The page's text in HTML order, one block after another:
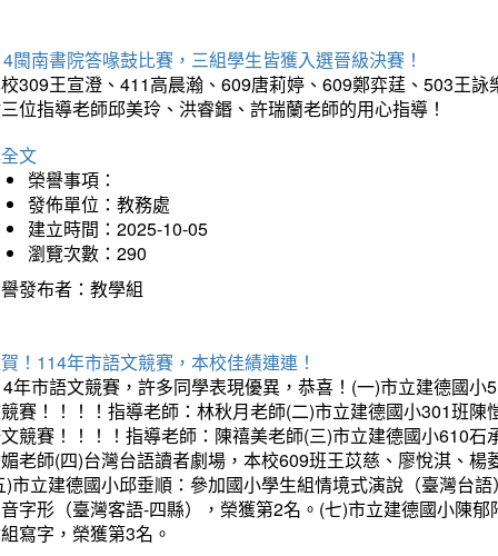
閩南書院答喙鼓比賽，三組學生皆獲入選晉級決賽！
309王宣澄、411高晨瀚、609唐莉婷、609鄭弈莛、503王
位指導老師邱美玲、洪睿鍲、許瑞蘭老師的用心指導！
文
榮譽事項：
發佈單位：教務處
建立時間：2025-10-05
瀏覽次數：290
發布者：教學組
！114年市語文競賽，本校佳績連連！
年市語文競賽，許多同學表現優異，恭喜！(一)市立建德國
賽！！！！指導老師：林秋月老師(二)市立建德國小301班
競賽！！！！指導老師：陳禧美老師(三)市立建德國小610
老師(四)台灣台語讀者劇場，本校609班王苡慈、廖悅淇、
)市立建德國小邱垂順：參加國小學生組情境式演說（臺灣台
字形（臺灣客語-四縣），榮獲第2名。(七)市立建德國小陳
寫字，榮獲第3名。